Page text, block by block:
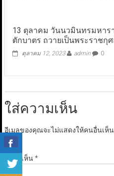
13 ตุลาคม วันนวมินทรมหาร
ตักบาตร ถวายเป็นพระราชกุ
ตุลาคม 12, 2023 admin 0
ใส่ความเห็น
อีเมลของคุณจะไม่แสดงให้คนอื่นเห็น
ความเห็น*